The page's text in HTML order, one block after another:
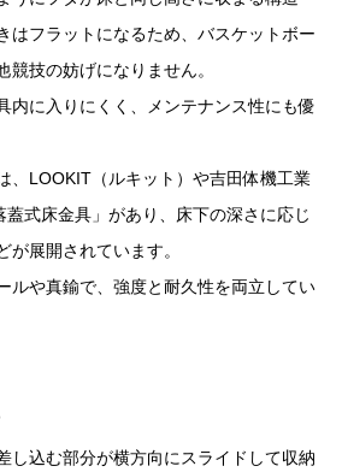
はフラットになるため、バスケットボー
競技の妨げになりません。
内に入りにくく、メンテナンス性にも優
、LOOKIT（ルキット）や吉田体機工業
式床金具」があり、床下の深さに応じ
展開されています。
ルや真鍮で、強度と耐久性を両立してい
し込む部分が横方向にスライドして収納